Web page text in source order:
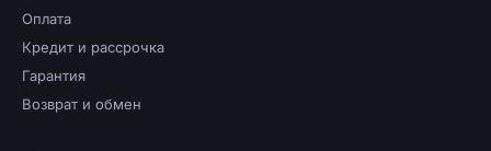
Оплата
Кредит и рассрочка
Гарантия
Возврат и обмен